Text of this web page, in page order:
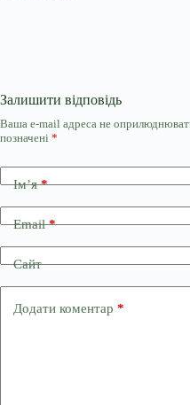
Залишити відповідь
Ваша e-mail адреса не
позначені *
Ім’я*
Email*
Сайт
Додати коментар *